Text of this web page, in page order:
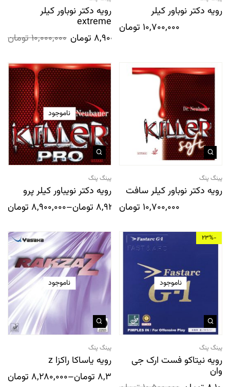
رویه دکتر نوباور کیلر
10,700,000 تومان
رویه دکتر نوباور کیلر
extreme
10,000,000تومان 8,900,000 تومان
پینگ پنگ
رویه دکتر نوباور کیلر سافت
10,700,000 تومان
ناموجود
پینگ پنگ
رویه دکتر نویباور کیلر پرو
8,937,999 تومان–
8,900,000 تومان
-23%
ناموجود
پینگ پنگ
رویه نیتاکو فست ارک جی
وان
ناموجود
پینگ پنگ
رویه یاساکا راکزا z
8,300,000 تومان–
8,280,000 تومان